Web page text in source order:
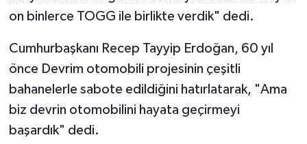
on binlerce TOGG ile birlikte verdik" dedi.
Cumhurbaşkanı Recep Tayyip Erdoğan, 60 yıl
önce Devrim otomobili projesinin çeşitli
bahanelerle sabote edildiğini hatırlatarak, "Ama
biz devrin otomobilini hayata geçirmeyi
başardık" dedi.